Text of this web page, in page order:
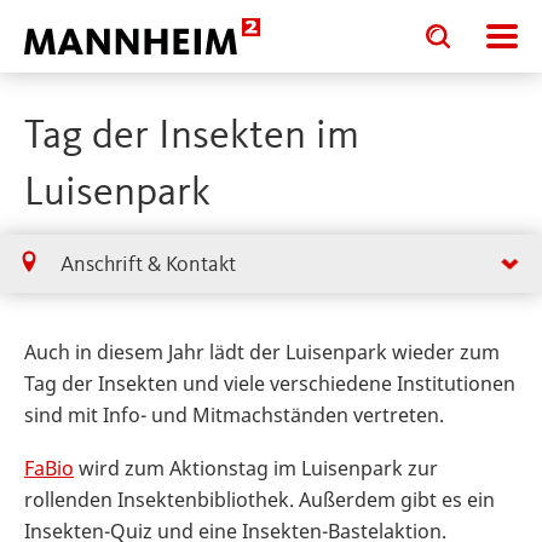
Toggle
search
input
Toggle
search
input
Tag der Insekten im
Luisenpark
Anschrift & Kontakt
Auch in diesem Jahr lädt der Luisenpark wieder zum
Tag der Insekten und viele verschiedene Institutionen
sind mit Info- und Mitmachständen vertreten.
FaBio wird zum Aktionstag im Luisenpark zur
rollenden Insektenbibliothek. Außerdem gibt es ein
Insekten-Quiz und eine Insekten-Bastelaktion.